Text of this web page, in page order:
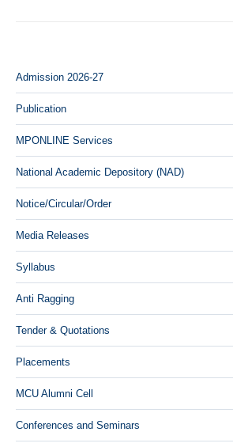
Admission 2026-27
Publication
MPONLINE Services
National Academic Depository (NAD)
Notice/Circular/Order
Media Releases
Syllabus
Anti Ragging
Tender & Quotations
Placements
MCU Alumni Cell
Conferences and Seminars